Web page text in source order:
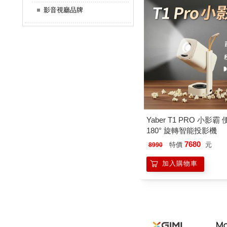
影音視廳品牌
Yaber T1 PRO 小影霸
180° 旋轉智能投影機
8990 特價 7680 元
加入購物車